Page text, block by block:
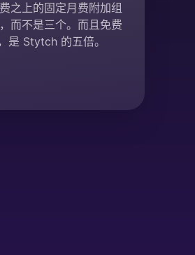
之上的固定月费附加组
而不是三个。而且免费
是 Stytch 的五倍。